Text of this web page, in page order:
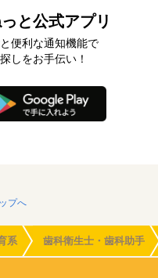
と公式アプリ
便利な通知機能で
しをお手伝い！
プへ
系 歯科衛生士・歯科助手